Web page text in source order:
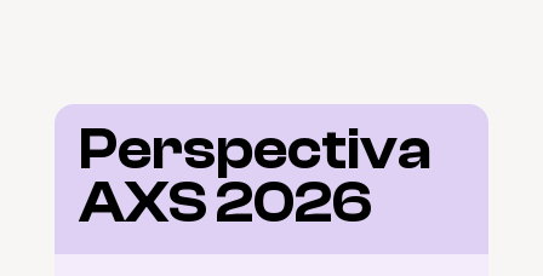
Perspectiva
AXS 2026